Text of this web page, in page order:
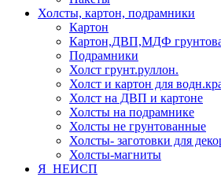
Холсты, картон, подрамники
Картон
Картон,ДВП,МДФ
Подрамники
Холст грунт.руллон.
Холст и картон для
Холст на ДВП и картоне
Холсты на подрамнике
Холсты не грунтованные
Холсты- заготовки для
Холсты-магниты
Я_НЕИСП